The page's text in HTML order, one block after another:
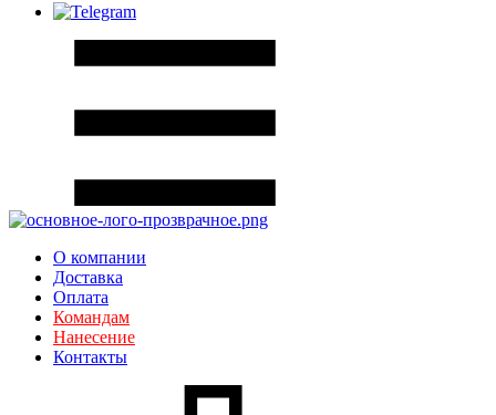
О компании
Доставка
Оплата
Командам
Нанесение
Контакты